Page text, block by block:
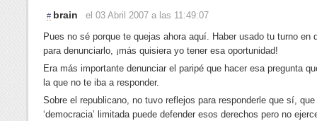
# brain
el 03 Abril 2007 a las 11:49:07
Pues no sé porque te quejas ahora aquí. Haber usado tu turno en
para denunciarlo, ¡más quisiera yo tener esa oportunidad!
Era más importante denunciar el paripé que hacer esa pregunta
la que no te iba a responder.
Sobre el republicano, no tuvo reflejos para responderle que sí,
‘democracia’ limitada puede defender esos derechos pero no